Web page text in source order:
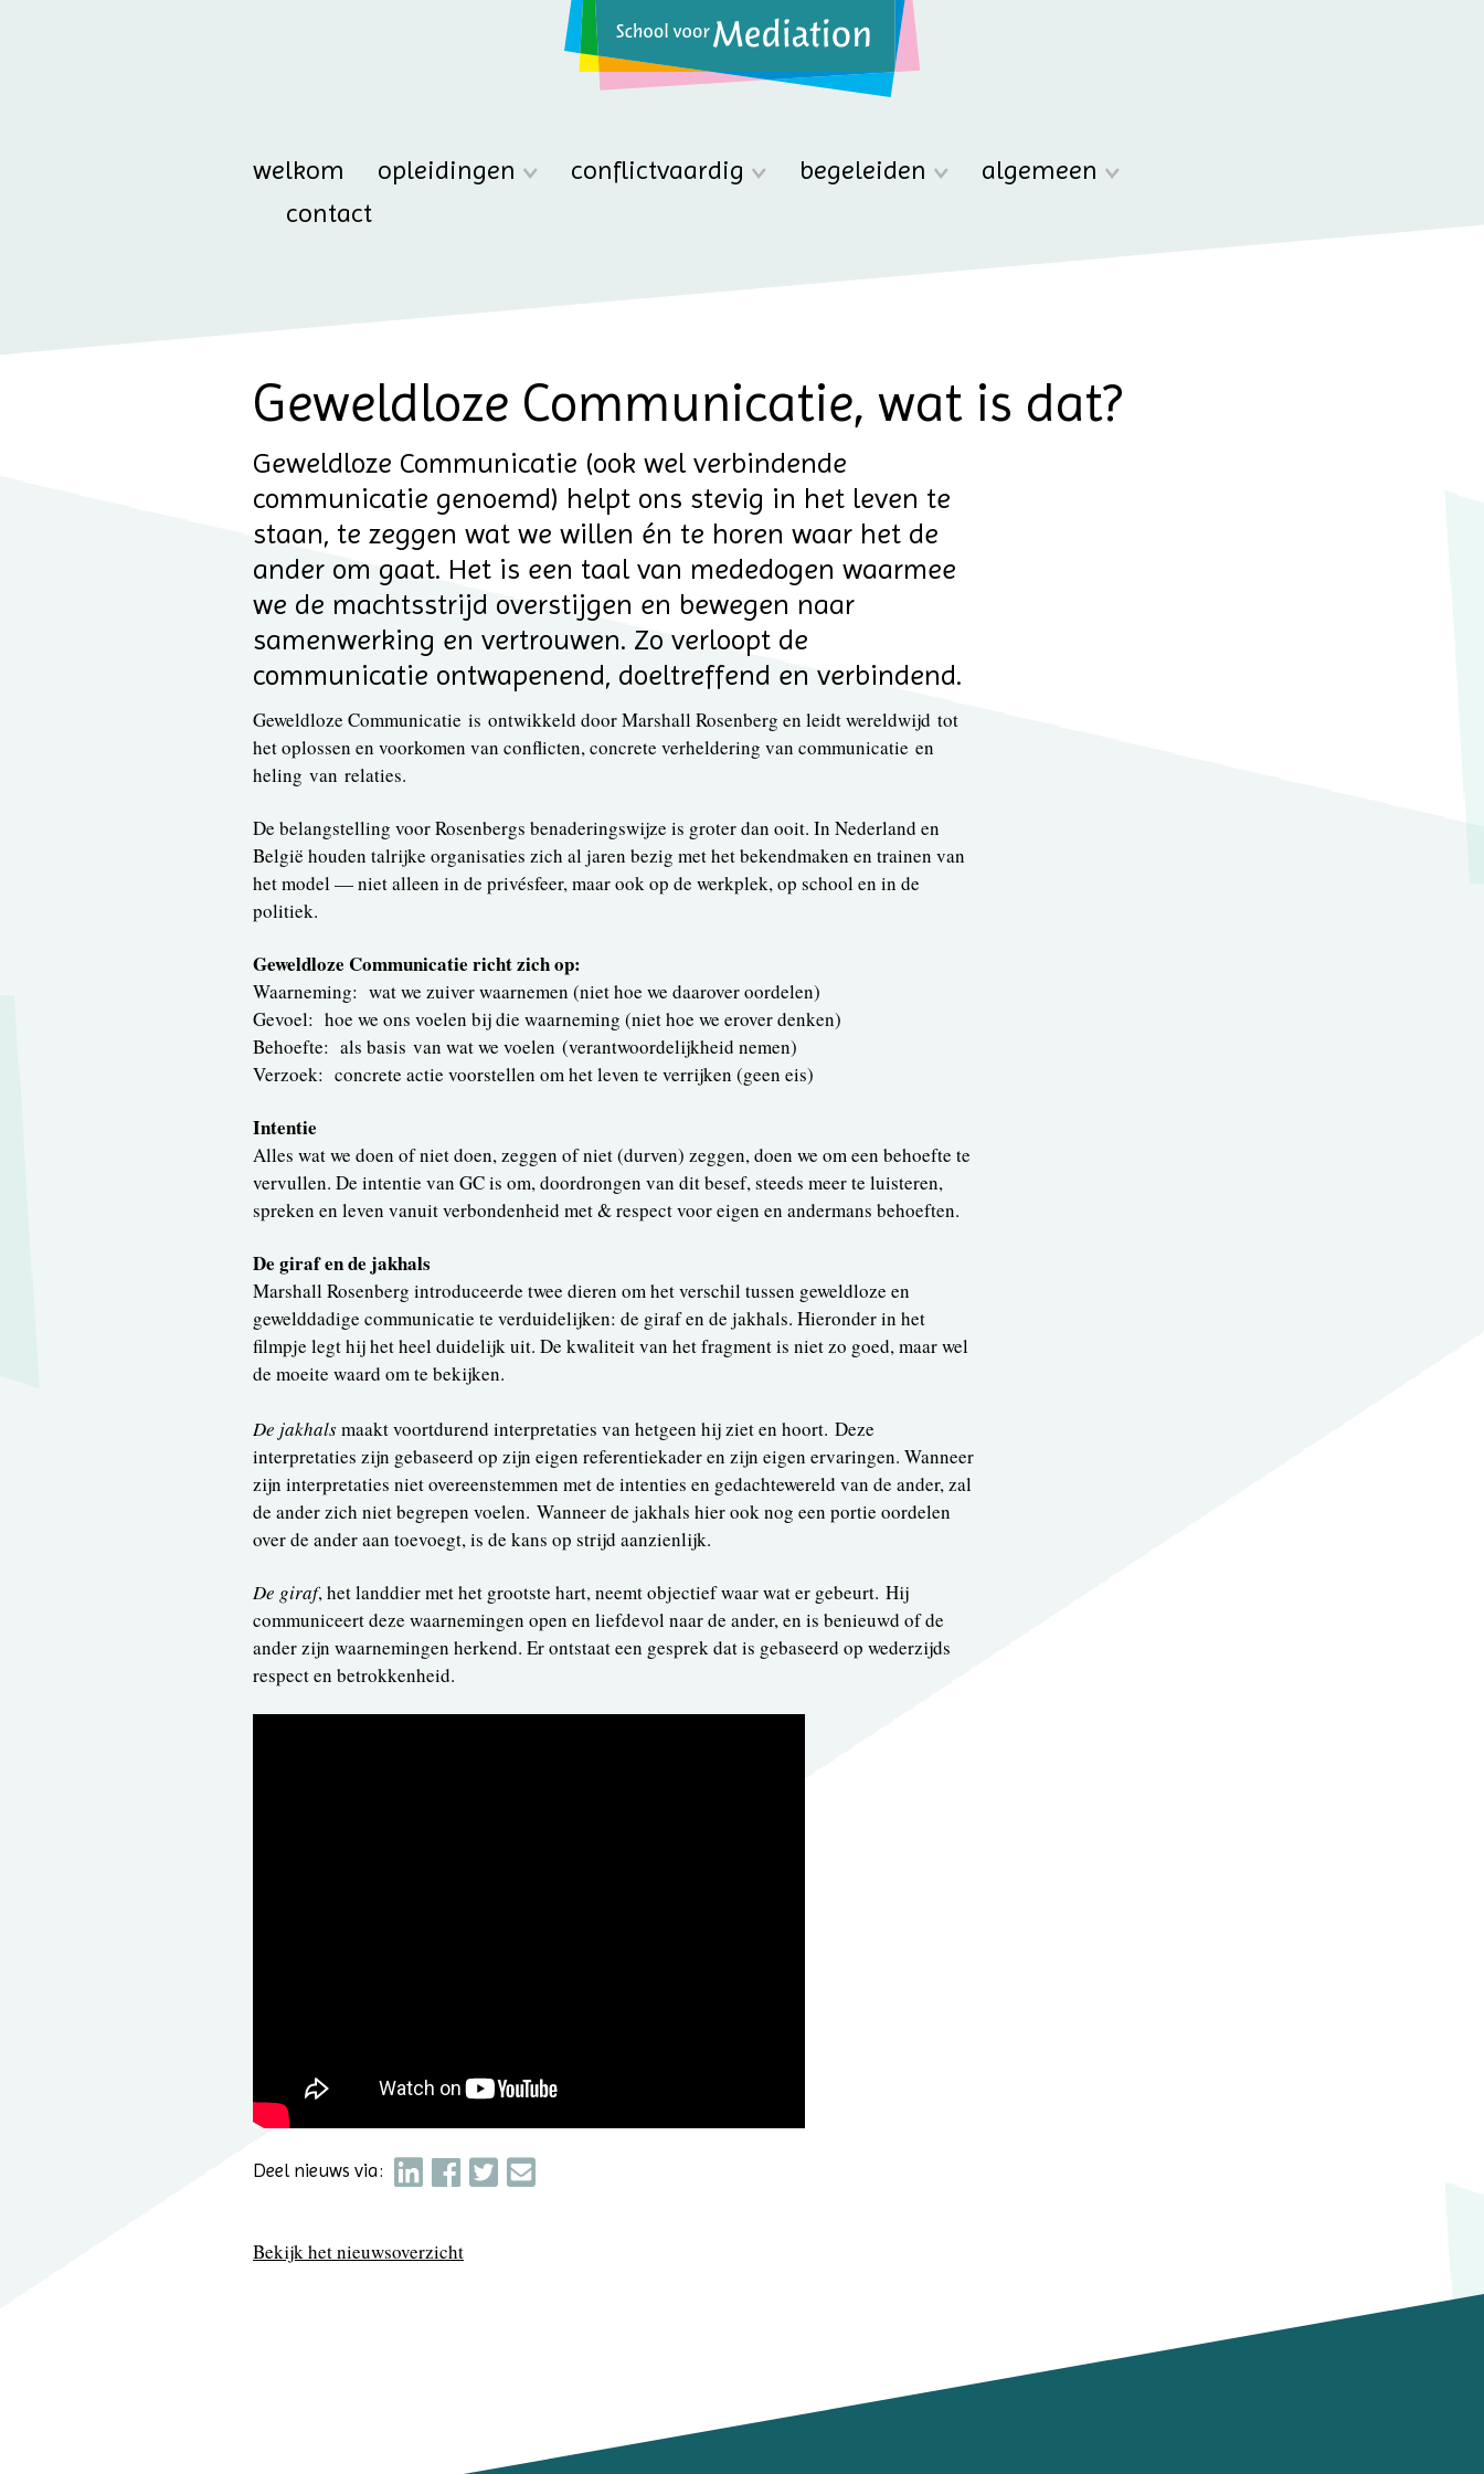
welkom opleidingen conflictvaardig begeleiden
algemeen
contact
Geweldloze Communicatie, wat is dat?
Geweldloze Communicatie (ook wel verbindende
communicatie genoemd) helpt ons stevig in het leven te
staan, te zeggen wat we willen én te horen waar het de
ander om gaat. Het is een taal van mededogen waarmee
we de machtsstrijd overstijgen en bewegen naar
samenwerking en vertrouwen. Zo verloopt de
communicatie ontwapenend, doeltreffend en verbindend.
Geweldloze Communicatie is ontwikkeld door Marshall Rosenberg en leidt wereldwijd tot
het oplossen en voorkomen van conflicten, concrete verheldering van communicatie en
heling van relaties.
De belangstelling voor Rosenbergs benaderingswijze is groter dan ooit. In Nederland en
België houden talrijke organisaties zich al jaren bezig met het bekendmaken en trainen van
het model — niet alleen in de privésfeer, maar ook op de werkplek, op school en in de
politiek.
Geweldloze Communicatie richt zich op:
Waarneming: wat we zuiver waarnemen (niet hoe we daarover oordelen)
Gevoel: hoe we ons voelen bij die waarneming (niet hoe we erover denken)
Behoefte: als basis van wat we voelen (verantwoordelijkheid nemen)
Verzoek: concrete actie voorstellen om het leven te verrijken (geen eis)
Intentie
Alles wat we doen of niet doen, zeggen of niet (durven) zeggen, doen we om een behoefte te
vervullen. De intentie van GC is om, doordrongen van dit besef, steeds meer te luisteren,
spreken en leven vanuit verbondenheid met & respect voor eigen en andermans behoeften.
De giraf en de jakhals
Marshall Rosenberg introduceerde twee dieren om het verschil tussen geweldloze en
gewelddadige communicatie te verduidelijken: de giraf en de jakhals. Hieronder in het
filmpje legt hij het heel duidelijk uit. De kwaliteit van het fragment is niet zo goed, maar wel
de moeite waard om te bekijken.
De jakhalsmaakt voortdurend interpretaties van hetgeen hij ziet en hoort. Deze
interpretaties zijn gebaseerd op zijn eigen referentiekader en zijn eigen ervaringen. Wanneer
zijn interpretaties niet overeenstemmen met de intenties en gedachtewereld van de ander, zal
de ander zich niet begrepen voelen. Wanneer de jakhals hier ook nog een portie oordelen
over de ander aan toevoegt, is de kans op strijd aanzienlijk.
De giraf, het landdier met het grootste hart, neemt objectief waar wat er gebeurt. Hij
communiceert deze waarnemingen open en liefdevol naar de ander, en is benieuwd of de
ander zijn waarnemingen herkend. Er ontstaat een gesprek dat is gebaseerd op wederzijds
respect en betrokkenheid.
Deel nieuws via:
Bekijk het nieuwsoverzicht